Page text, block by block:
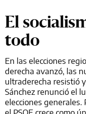
El
todo
En las elecciones
derecha avanzó, las
ultraderecha resistió
Sánchez renunció el
elecciones generales.